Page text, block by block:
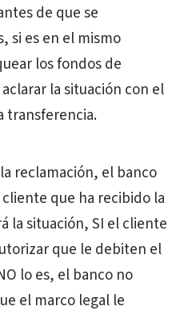
de que se
si es en el mismo
los fondos de
la situación con el
transferencia.
reclamación, el banco
que ha recibido la
la situación, SI el cliente
que le debiten el
lo es, el banco no
el marco legal le